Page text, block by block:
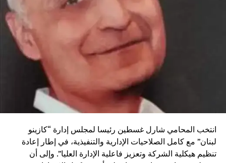
انتخب المحامي شارل غسطين رئيسا لمجلس إدارة “كازينو
لبنان” مع كامل الصلاحيات الإدارية والتنفيذية، في إطار إعادة
تنظيم هيكلية الشركة وتعزيز فاعلية الإدارة العليا”. وإلى أن